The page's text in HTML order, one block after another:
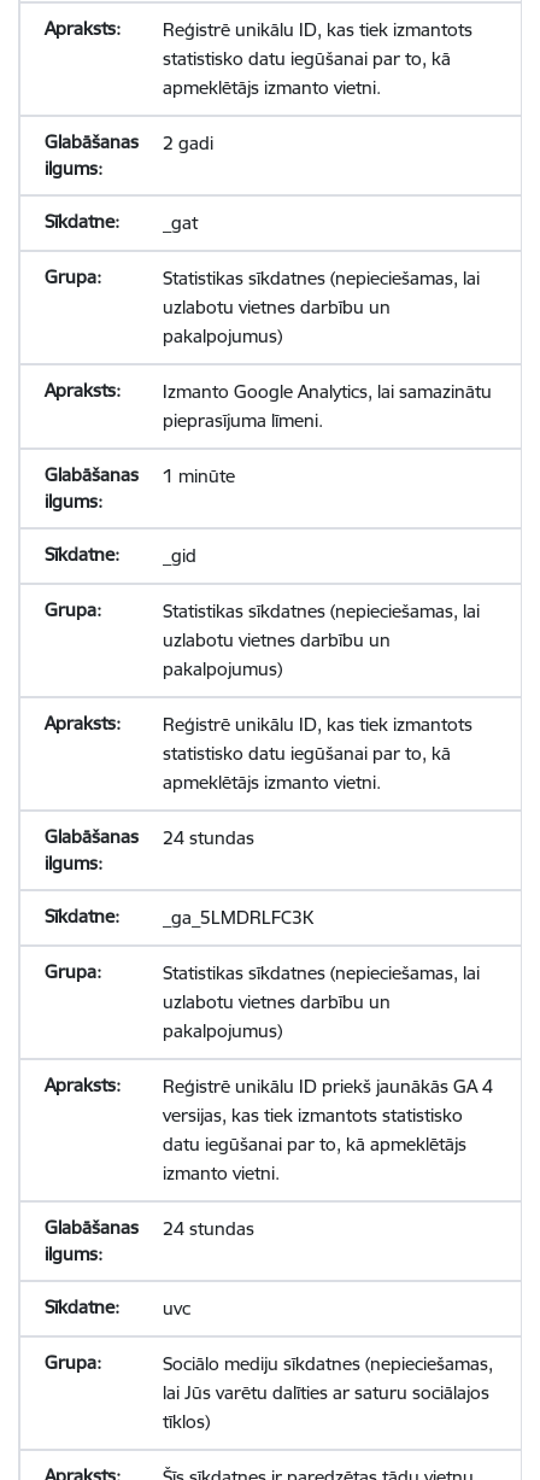
Reģistrē unikālu ID, kas tiek izmantots
statistisko datu iegūšanai par to, kā
apmeklētājs izmanto vietni.
2 gadi
_gat
Statistikas sīkdatnes (nepieciešamas, lai
uzlabotu vietnes darbību un
pakalpojumus)
Izmanto Google Analytics, lai samazinātu
pieprasījuma līmeni.
1 minūte
_gid
Statistikas sīkdatnes (nepieciešamas, lai
uzlabotu vietnes darbību un
pakalpojumus)
Reģistrē unikālu ID, kas tiek izmantots
statistisko datu iegūšanai par to, kā
apmeklētājs izmanto vietni.
24 stundas
_ga_5LMDRLFC3K
Statistikas sīkdatnes (nepieciešamas, lai
uzlabotu vietnes darbību un
pakalpojumus)
Reģistrē unikālu ID priekš jaunākās GA 4
versijas, kas tiek izmantots statistisko
datu iegūšanai par to, kā apmeklētājs
izmanto vietni.
24 stundas
uvc
Sociālo mediju sīkdatnes (nepieciešamas,
lai Jūs varētu dalīties ar saturu sociālajos
tīklos)